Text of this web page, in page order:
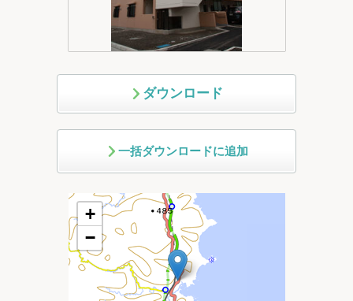
ダウンロード
一括ダウンロードに追加
+
−